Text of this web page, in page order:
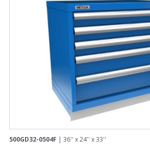
500GD32-0504F | 36'' x 24'' x 33''